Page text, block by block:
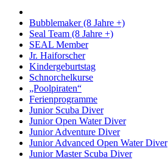
Bubblemaker (8 Jahre +)
Seal Team (8 Jahre +)
SEAL Member
Jr. Haiforscher
Kindergeburtstag
Schnorchelkurse
„Poolpiraten“
Ferienprogramme
Junior Scuba Diver
Junior Open Water Diver
Junior Adventure Diver
Junior Advanced Open Water Diver
Junior Master Scuba Diver